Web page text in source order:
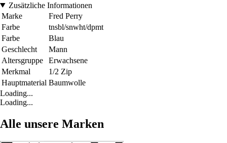
Zusätzliche Informationen
Marke
Fred Perry
Farbe
tnsbl/snwht/dpmt
Farbe
Blau
Geschlecht
Mann
Altersgruppe
Erwachsene
Merkmal
1/2 Zip
Hauptmaterial Baumwolle
Loading...
Loading...
Alle unsere Marken